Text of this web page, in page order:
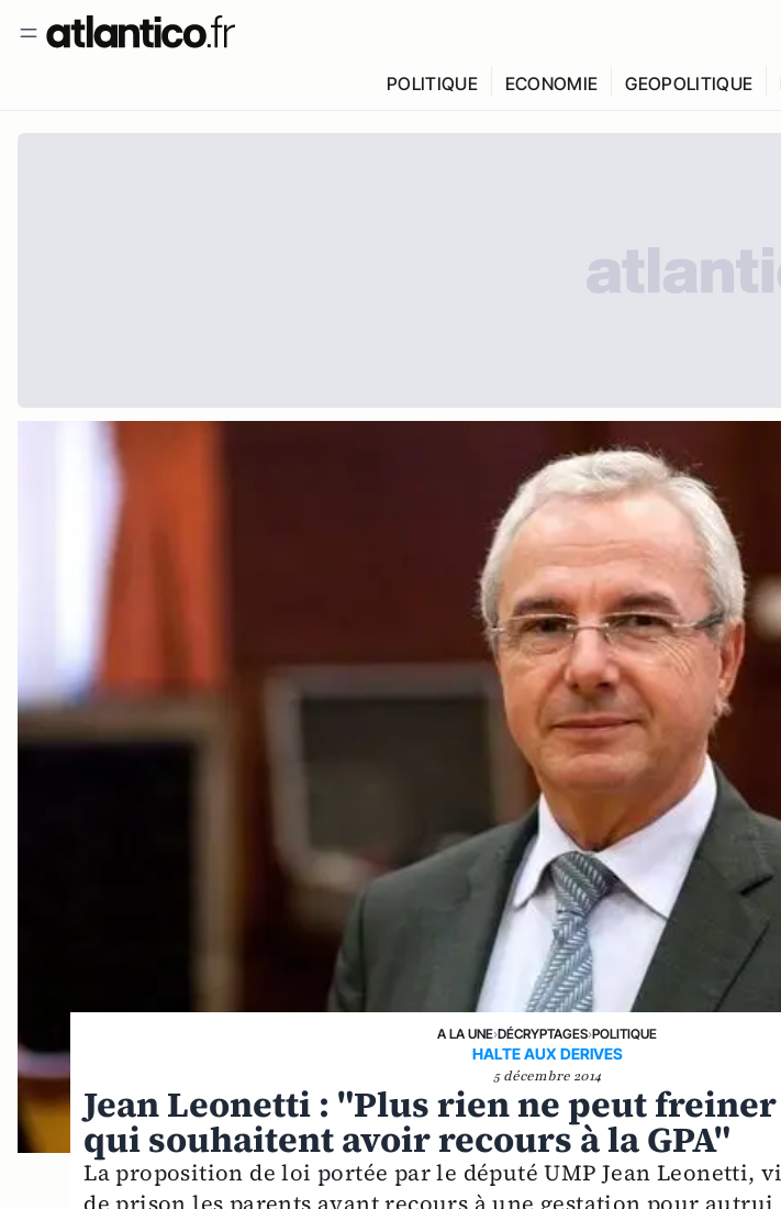
POLITIQUE ECONOMIE GEOPOLITIQUE
A LA UNE›DÉCRYPTAGES›POLITIQUE
HALTE AUX DERIVES
5 décembre 2014
Jean Leonetti : "Plus rien ne peut
qui souhaitent avoir recours à la GPA"
La proposition de loi portée par le député UMP Jean Leonetti,